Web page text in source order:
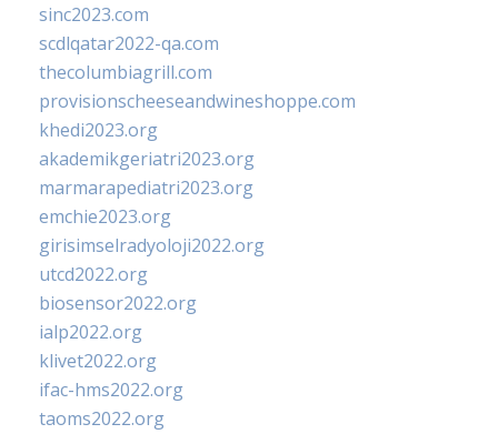
sinc2023.com
scdlqatar2022-qa.com
thecolumbiagrill.com
provisionscheeseandwineshoppe.com
khedi2023.org
akademikgeriatri2023.org
marmarapediatri2023.org
emchie2023.org
girisimselradyoloji2022.org
utcd2022.org
biosensor2022.org
ialp2022.org
klivet2022.org
ifac-hms2022.org
taoms2022.org